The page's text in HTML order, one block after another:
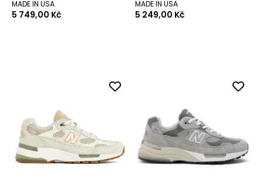
MADE IN USA
5 749,00 Kč
MADE IN USA
5 249,00 Kč
Tato webová stránka používá
cookies
Tyto stránky používají cookies za účelem